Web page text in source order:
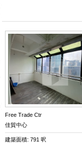
Free Trade Ctr
佳貿中心
建築面積: 791 呎